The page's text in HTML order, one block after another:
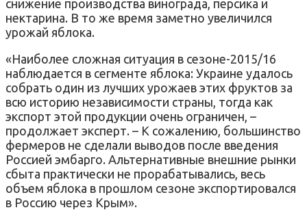
снижение производства винограда, персика и
нектарина. В то же время заметно увеличился
урожай яблока.
«Наиболее сложная ситуация в сезоне-2015/16
наблюдается в сегменте яблока: Украине удалось
собрать один из лучших урожаев этих фруктов за
всю историю независимости страны, тогда как
экспорт этой продукции очень ограничен, –
продолжает эксперт. – К сожалению, большинство
фермеров не сделали выводов после введения
Россией эмбарго. Альтернативные внешние рынки
сбыта практически не прорабатывались, весь
объем яблока в прошлом сезоне экспортировался
в Россию через Крым».